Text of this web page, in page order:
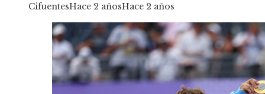
CifuentesHace 2 añosHace 2 años